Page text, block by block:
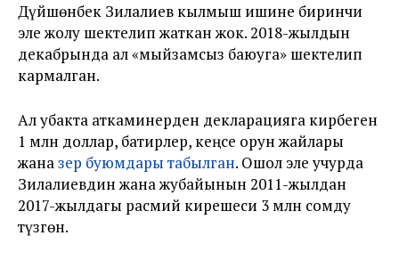
Дүйшөнбек Зилалиев кылмыш ишине биринчи
эле жолу шектелип жаткан жок. 2018-жылдын
декабрында ал «мыйзамсыз баюуга» шектелип
кармалган.
Ал убакта аткаминерден декларацияга кирбеген
1 млн доллар, батирлер, кеңсе орун жайлары
жаназер буюмдары табылган. Ошол эле учурда
Зилалиевдин жана жубайынын 2011-жылдан
2017-жылдагы расмий кирешеси 3 млн сомду
түзгөн.